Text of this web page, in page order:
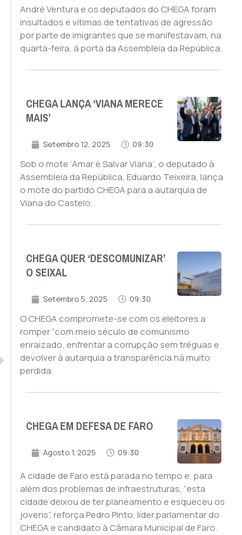
André Ventura e os deputados do CHEGA foram
insultados e vítimas de tentativas de agressão
por parte de imigrantes que se manifestavam, na
quarta-feira, à porta da Assembleia da República.
CHEGA LANÇA ‘VIANA MERECE
MAIS’
Setembro 12, 2025 09:30
Sob o mote ‘Amar é Salvar Viana’, o deputado à
Assembleia da República, Eduardo Teixeira, lança
o mote do partido CHEGA para a autarquia de
Viana do Castelo.
CHEGA QUER ‘DESCOMUNIZAR’
O SEIXAL
Setembro 5, 2025 09:30
O CHEGA compromete-se com os eleitores a
romper “com meio século de comunismo
enraizado, enfrentar a corrupção sem tréguas e
devolver à autarquia a transparência há muito
perdida.
CHEGA EM DEFESA DE FARO
Agosto 1, 2025 09:30
A cidade de Faro está parada no tempo e, para
além dos problemas de infraestruturas, “esta
cidade deixou de ter planeamento e esqueceu os
jovens”, reforça Pedro Pinto, líder parlamentar do
CHEGA e candidato à Câmara Municipal de Faro.